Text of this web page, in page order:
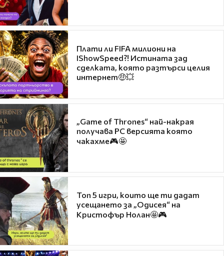
Плати ли FIFA милиони на
IShowSpeed?! Истината зад
сделката, която разтърси целия
интернет🤑💥
„Game of Thrones“ най-накрая
получава PC версията която
чакахме🎮🤩
Топ 5 игри, които ще ти дадат
усещането за „Одисея“ на
Кристофър Нолан🤩🎮